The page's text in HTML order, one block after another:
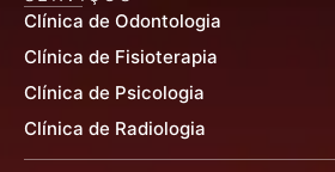
Clínica de Odontologia
Clínica de Fisioterapia
Clínica de Psicologia
Clínica de Radiologia